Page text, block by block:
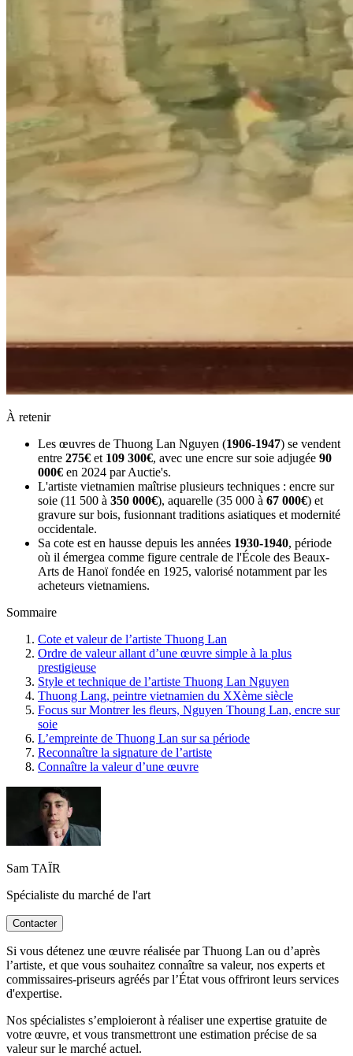
À retenir
Les œuvres de Thuong Lan Nguyen (1906-1947) se vendent
entre 275€ et 109 300€, avec une encre sur soie adjugée 90
000€ en 2024 par Auctie's.
L'artiste vietnamien maîtrise plusieurs techniques : encre sur
soie (11 500 à 350 000€), aquarelle (35 000 à 67 000€) et
gravure sur bois, fusionnant traditions asiatiques et modernité
occidentale.
Sa cote est en hausse depuis les années 1930-1940, période
où il émergea comme figure centrale de l'École des Beaux-
Arts de Hanoï fondée en 1925, valorisé notamment par les
acheteurs vietnamiens.
Sommaire
Cote et valeur de l’artiste Thuong Lan
Ordre de valeur allant d’une œuvre simple à la plus
prestigieuse
Style et technique de l’artiste Thuong Lan Nguyen
Thuong Lang, peintre vietnamien du XXème siècle
Focus sur Montrer les fleurs, Nguyen Thoung Lan, encre sur
soie
L’empreinte de Thuong Lan sur sa période
Reconnaître la signature de l’artiste
Connaître la valeur d’une œuvre
Sam TAÏR
Spécialiste du marché de l'art
Contacter
Si vous détenez une œuvre réalisée par Thuong Lan ou d’après
l’artiste, et que vous souhaitez connaître sa valeur, nos experts et
commissaires-priseurs agréés par l’État vous offriront leurs services
d'expertise.
Nos spécialistes s’emploieront à réaliser une expertise gratuite de
votre œuvre, et vous transmettront une estimation précise de sa
valeur sur le marché actuel.